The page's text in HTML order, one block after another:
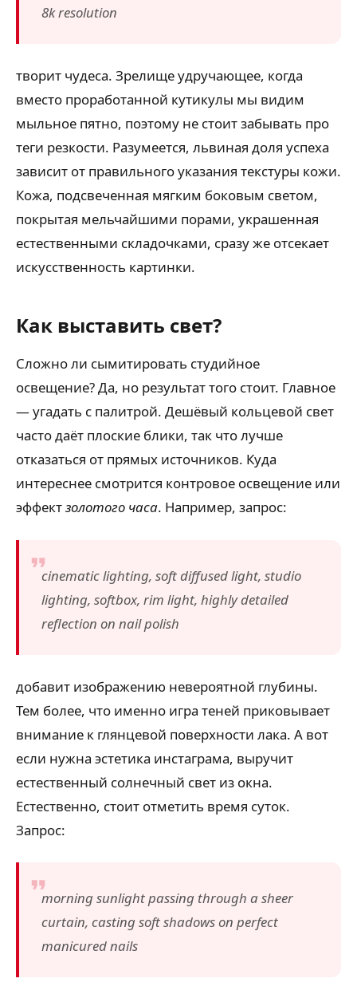
8k resolution
творит чудеса. Зрелище удручающее, когда
вместо проработанной кутикулы мы видим
мыльное пятно, поэтому не стоит забывать про
теги резкости. Разумеется, львиная доля успеха
зависит от правильного указания текстуры кожи.
Кожа, подсвеченная мягким боковым светом,
покрытая мельчайшими порами, украшенная
естественными складочками, сразу же отсекает
искусственность картинки.
Как выставить свет?
Сложно ли сымитировать студийное
освещение? Да, но результат того стоит. Главное
— угадать с палитрой. Дешёвый кольцевой свет
часто даёт плоские блики, так что лучше
отказаться от прямых источников. Куда
интереснее смотрится контровое освещение или
эффектзолотого часа. Например, запрос:
cinematic lighting, soft diffused light, studio
lighting, softbox, rim light, highly detailed
reflection on nail polish
добавит изображению невероятной глубины.
Тем более, что именно игра теней приковывает
внимание к глянцевой поверхности лака. А вот
если нужна эстетика инстаграма, выручит
естественный солнечный свет из окна.
Естественно, стоит отметить время суток.
Запрос:
morning sunlight passing through a sheer
curtain, casting soft shadows on perfect
manicured nails